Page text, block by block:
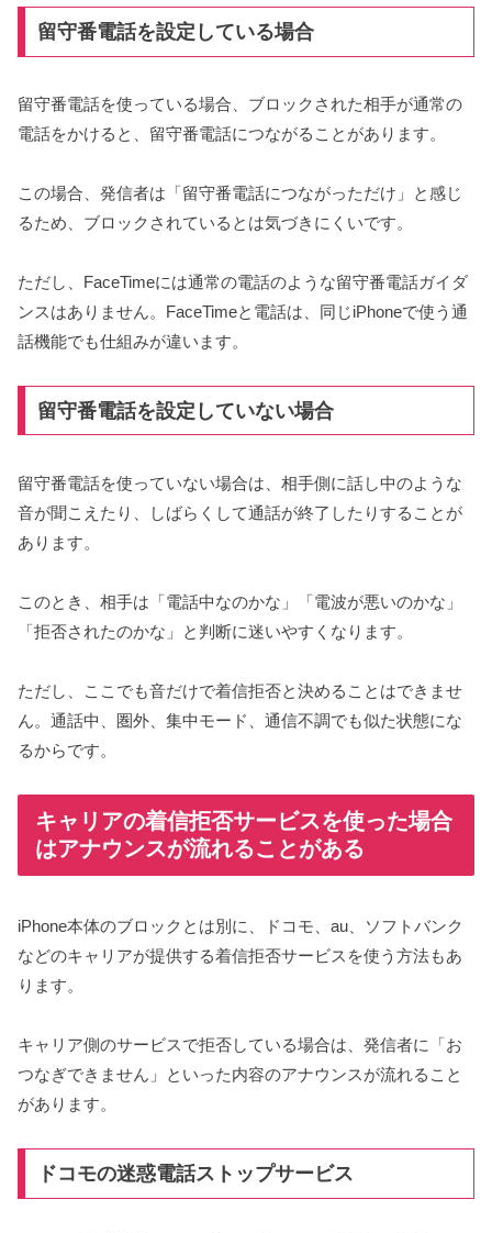
留守番電話を設定している場合
留守番電話を使っている場合、ブロックされた相手が通常の
電話をかけると、留守番電話につながることがあります。
この場合、発信者は「留守番電話につながっただけ」と感じ
るため、ブロックされているとは気づきにくいです。
ただし、FaceTimeには通常の電話のような留守番電話ガイダ
ンスはありません。FaceTimeと電話は、同じiPhoneで使う通
話機能でも仕組みが違います。
留守番電話を設定していない場合
留守番電話を使っていない場合は、相手側に話し中のような
音が聞こえたり、しばらくして通話が終了したりすることが
あります。
このとき、相手は「電話中なのかな」「電波が悪いのかな」
「拒否されたのかな」と判断に迷いやすくなります。
ただし、ここでも音だけで着信拒否と決めることはできませ
ん。通話中、圏外、集中モード、通信不調でも似た状態にな
るからです。
キャリアの着信拒否サービスを使った場合
はアナウンスが流れることがある
iPhone本体のブロックとは別に、ドコモ、au、ソフトバンク
などのキャリアが提供する着信拒否サービスを使う方法もあ
ります。
キャリア側のサービスで拒否している場合は、発信者に「お
つなぎできません」といった内容のアナウンスが流れること
があります。
ドコモの迷惑電話ストップサービス